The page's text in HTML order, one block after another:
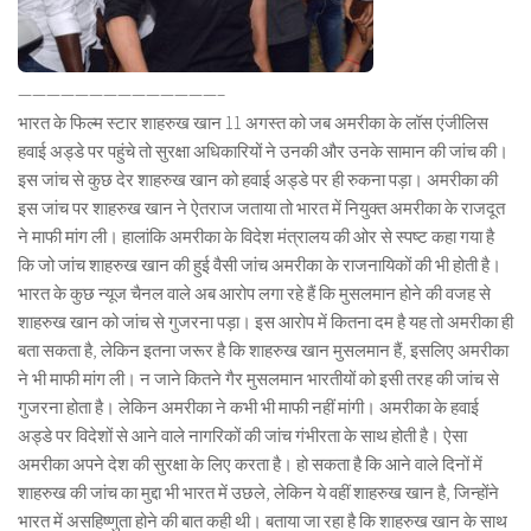
——————————————–
भारत के फिल्म स्टार शाहरुख खान 11 अगस्त को जब अमरीका के लॉस एंजीलिस
हवाई अड्डे पर पहुंचे तो सुरक्षा अधिकारियों ने उनकी और उनके सामान की जांच की।
इस जांच से कुछ देर शाहरुख खान को हवाई अड्डे पर ही रुकना पड़ा। अमरीका की
इस जांच पर शाहरुख खान ने ऐतराज जताया तो भारत में नियुक्त अमरीका के राजदूत
ने माफी मांग ली। हालांकि अमरीका के विदेश मंत्रालय की ओर से स्पष्ट कहा गया है
कि जो जांच शाहरुख खान की हुई वैसी जांच अमरीका के राजनायिकों की भी होती है।
भारत के कुछ न्यूज चैनल वाले अब आरोप लगा रहे हैं कि मुसलमान होने की वजह से
शाहरुख खान को जांच से गुजरना पड़ा। इस आरोप में कितना दम है यह तो अमरीका ही
बता सकता है, लेकिन इतना जरूर है कि शाहरुख खान मुसलमान हैं, इसलिए अमरीका
ने भी माफी मांग ली। न जाने कितने गैर मुसलमान भारतीयों को इसी तरह की जांच से
गुजरना होता है। लेकिन अमरीका ने कभी भी माफी नहीं मांगी। अमरीका के हवाई
अड्डे पर विदेशों से आने वाले नागरिकों की जांच गंभीरता के साथ होती है। ऐसा
अमरीका अपने देश की सुरक्षा के लिए करता है। हो सकता है कि आने वाले दिनों में
शाहरुख की जांच का मुद्दा भी भारत में उछले, लेकिन ये वहीं शाहरुख खान है, जिन्होंने
भारत में असहिष्णुता होने की बात कही थी। बताया जा रहा है कि शाहरुख खान के साथ